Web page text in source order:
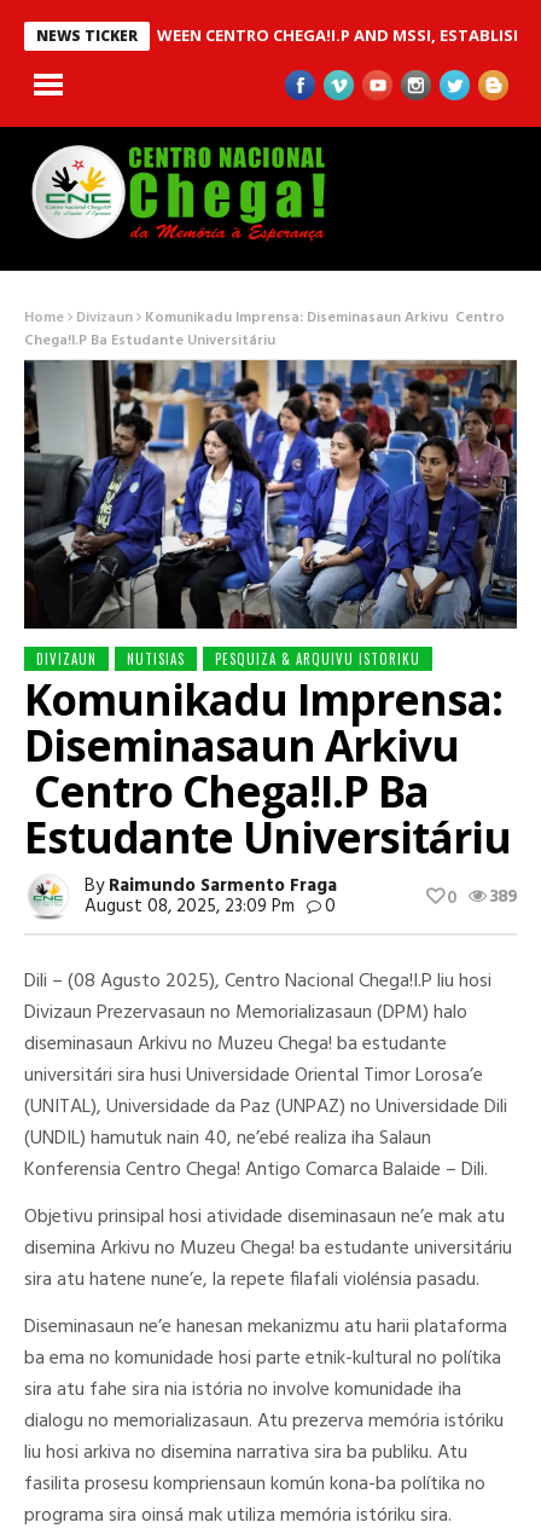
NEWS TICKER
MOU BETWEEN CENTRO CHEGA!I.P AND MSSI, ESTABLISHED TO
Home Divizaun Komunikadu Imprensa: Diseminasaun Arkivu Centro
Chega!I.P Ba Estudante Universitáriu
DIVIZAUN NUTISIAS PESQUIZA & ARQUIVU ISTORIKU
Komunikadu Imprensa:
Diseminasaun Arkivu
Centro Chega!I.P Ba
Estudante Universitáriu
ByRaimundo Sarmento Fraga
August 08, 2025, 23:09 Pm 0 389
0
Dili – (08 Agusto 2025), Centro Nacional Chega!I.P liu hosi
Divizaun Prezervasaun no Memorializasaun (DPM) halo
diseminasaun Arkivu no Muzeu Chega! ba estudante
universitári sira husi Universidade Oriental Timor Lorosa’e
(UNITAL), Universidade da Paz (UNPAZ) no Universidade Dili
(UNDIL) hamutuk nain 40, ne’ebé realiza iha Salaun
Konferensia Centro Chega! Antigo Comarca Balaide – Dili.
Objetivu prinsipal hosi atividade diseminasaun ne’e mak atu
disemina Arkivu no Muzeu Chega! ba estudante universitáriu
sira atu hatene nune’e, la repete filafali violénsia pasadu.
Diseminasaun ne’e hanesan mekanizmu atu harii plataforma
ba ema no komunidade hosi parte etnik-kultural no polítika
sira atu fahe sira nia istória no involve komunidade iha
dialogu no memorializasaun. Atu prezerva memória istóriku
liu hosi arkiva no disemina narrativa sira ba publiku. Atu
fasilita prosesu kompriensaun komún kona-ba polítika no
programa sira oinsá mak utiliza memória istóriku sira.